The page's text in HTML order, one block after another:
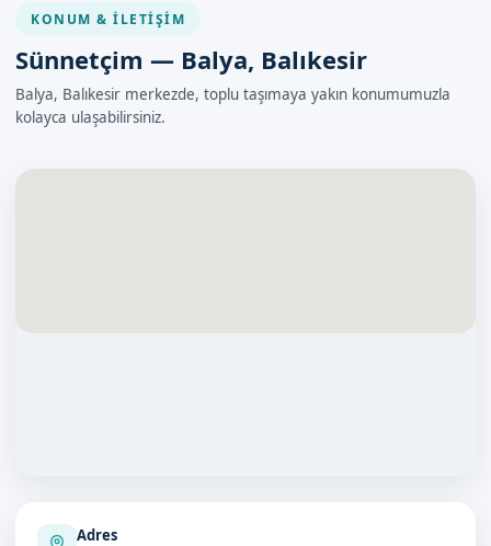
KONUM & İLETIŞIM
Sünnetçim — Balya, Balıkesir
Balya, Balıkesir merkezde, toplu taşımaya yakın konumumuzla
kolayca ulaşabilirsiniz.
Adres